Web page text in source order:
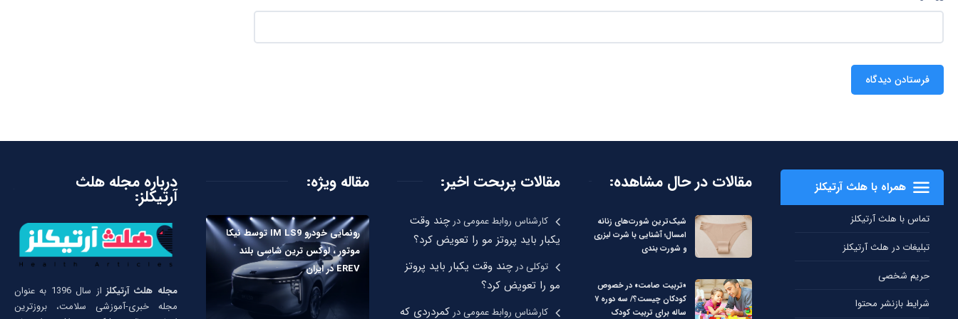
همراه با هلث آرتیکلز
تماس با هلث آرتیکلز
تبلیغات در هلث آرتیکلز
حریم شخصی
شرایط بازنشر محتوا
مقالات در حال مشاهده:
شیک‌ترین شورت‌های زنانه
امسال؛ آشنایی با شرت لیزری
و شورت بندی
«تربیت صامت» در خصوص
کودکان چیست؟/ سه دوره ۷
ساله برای تربیت کودک
مقالات پربحت اخیر:
کارشناس روابط عمومیدرچند وقت
یکبار باید پروتز مو را تعویض کرد؟
توکلیدرچند وقت یکبار باید پروتز
مو را تعویض کرد؟
کارشناس روابط عمومیدر کمردردی که
مقاله ویژه:
رونمایی خودرو IM LS9 توسط نیکا
موتور ، لوکس ترین شاسی بلند
EREV در ایران
درباره مجله هلث
آرتیکلز:
مجله هلث آرتیکلز
از سال 1396 به عنوان
مجله خبری-آموزشی سلامت، بروزترین